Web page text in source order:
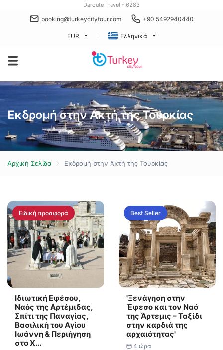
Daroute Travel - 6283
booking@turkeycitytour.com +90 5492940440
EUR Ελληνικά
Εκδρομή στην Ακτή της Τουρκίας
Αρχική Σελίδα Εκδρομή στην Ακτή της Τουρκίας
Ειδική προσφορά
Ιδιωτική Εφέσου,
Ναός της Αρτέμιδας,
Σπίτι της Παναγίας,
Βασιλική του Αγίου
Ιωάννη & Περιήγηση
στο Χ...
Best Seller
'Ξενάγηση στην
Έφεσο και τον Ναό
της Άρτεμις – Ταξίδι
στην καρδιά της
αρχαιότητας'
4 ώρα